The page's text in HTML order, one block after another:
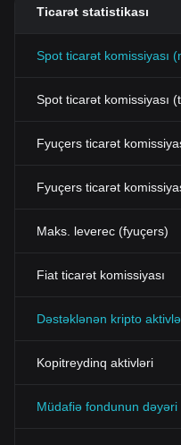
Ticarət statistikası
Spot ticarət komissiyası
Spot ticarət komissiyası
Fyuçers ticarət
Fyuçers ticarət
Maks. leverec (fyuçers)
Fiat ticarət komissiyası
Dəstəklənən kripto
Kopitreydinq aktivləri
Müdafiə fondunun dəyəri